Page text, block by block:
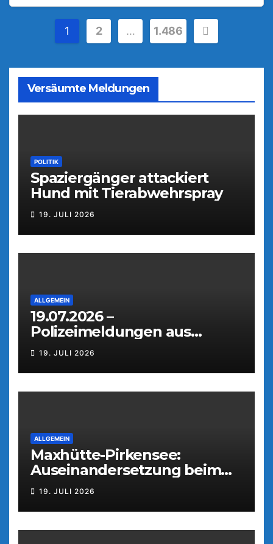
Seitennummerierung
Beiträge
1 2 … 1.486
Versäumte Meldungen
POLITIK
Spaziergänger attackiert
Hund mit Tierabwehrspray
19. JULI 2026
ALLGEMEIN
19.07.2026 –
Polizeimeldungen aus
Weiden
19. JULI 2026
ALLGEMEIN
Maxhütte-Pirkensee:
Auseinandersetzung beim
Parkfest
19. JULI 2026